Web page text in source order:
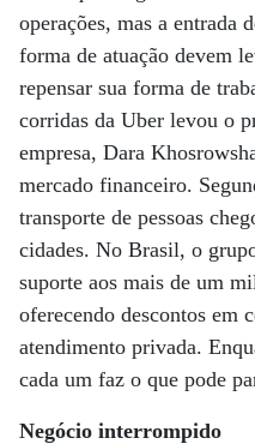
operações, mas a entrada
forma de atuação devem
repensar sua forma de
corridas da Uber levou o
empresa, Dara
mercado financeiro.
transporte de pessoas
cidades. No Brasil, o
suporte aos mais de um
oferecendo descontos em
atendimento privada.
cada um faz o que pode
Negócio interrompido